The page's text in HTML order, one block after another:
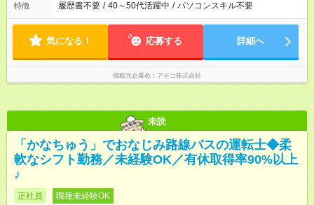
特徴 履歴書不要 / 40～50代活躍中 / パソコンスキル不要
気になる！ 応募する 詳細へ
掲載元企業名 アデコ株式会社
未読
「かなちゅう」でおなじみ路線バスの運転士◆柔
軟なシフト勤務／未経験OK／有休取得率90%以上
♪
正社員 職種未経験OK